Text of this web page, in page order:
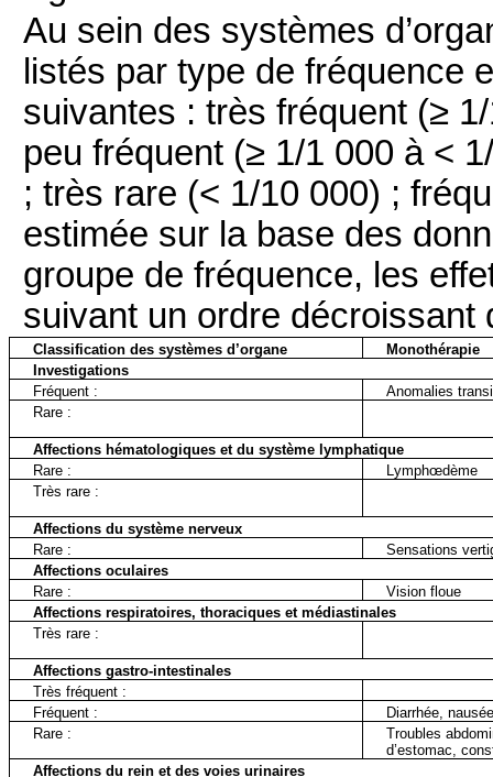
Au sein des systèmes
listés par type de fréquence
suivantes : très fréquent (≥
peu fréquent (≥ 1/1 000 à <
; très rare (< 1/10 000) ;
estimée sur la base des
groupe de fréquence, les
suivant un ordre décroissant
Classification des systèmes d’organe
Monothérapie
Investigations
Fréquent :
Anomalies
Rare :
Affections hématologiques et du système lymphatique
Rare :
Lymphœdème
Très rare :
Affections du système nerveux
Rare :
Sensations
Affections oculaires
Rare :
Vision floue
Affections respiratoires, thoraciques et médiastinales
Très rare :
Affections gastro-intestinales
Très fréquent :
Fréquent :
Diarrhée,
Rare :
Troubles
d’estomac,
Affections du rein et des voies urinaires